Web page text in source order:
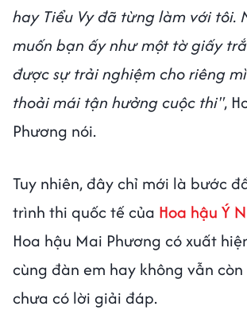
hay Tiểu Vy đã từng làm với tôi.
muốn bạn ấy như một tờ giấy
được sự trải nghiệm cho riêng
thoải mái tận hưởng cuộc thi",
Phương nói.
Tuy nhiên, đây chỉ mới là bước
trình thi quốc tế của Hoa hậu Ý
Hoa hậu Mai Phương có xuất
cùng đàn em hay không vẫn
chưa có lời giải đáp.